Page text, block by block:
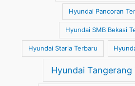
Hyundai Pancoran
Hyundai SMB Bekasi
Hyundai Staria Terbaru
Hyundai Tangerang